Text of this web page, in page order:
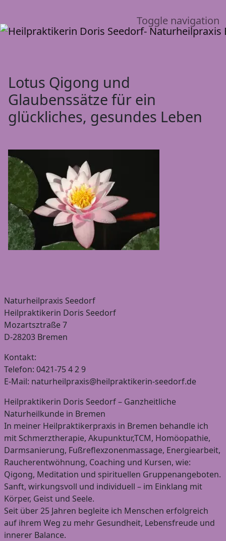
Toggle navigation
Lotus Qigong und
Glaubenssätze für ein
glückliches, gesundes Leben
Naturheilpraxis Seedorf
Heilpraktikerin Doris Seedorf
Mozartsztraße 7
D-28203 Bremen
Kontakt:
Telefon: 0421-75 4 2 9
E-Mail: naturheilpraxis@heilpraktikerin-seedorf.de
Heilpraktikerin Doris Seedorf – Ganzheitliche
Naturheilkunde in Bremen
In meiner Heilpraktikerpraxis in Bremen behandle ich
mit Schmerztherapie, Akupunktur,TCM, Homöopathie,
Darmsanierung, Fußreflexzonenmassage, Energiearbeit,
Raucherentwöhnung, Coaching und Kursen, wie:
Qigong, Meditation und spirituellen Gruppenangeboten.
Sanft, wirkungsvoll und individuell – im Einklang mit
Körper, Geist und Seele.
Seit über 25 Jahren begleite ich Menschen erfolgreich
auf ihrem Weg zu mehr Gesundheit, Lebensfreude und
innerer Balance.